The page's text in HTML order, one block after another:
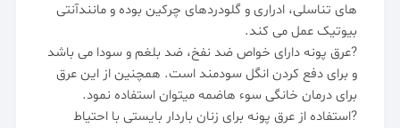
های تناسلی، ادراری و گلودردهای چرکین بوده و مانندآنتی
بیوتیک عمل می کند.
?️عرق پونه دارای خواص ضد نفخ، ضد بلغم و سودا می باشد
و برای دفع کردن انگل سودمند است. همچنین از این عرق
برای درمان خانگی سوء هاضمه میتوان استفاده نمود.
?استفاده از عرق پونه برای زنان باردار بایستی با احتیاط